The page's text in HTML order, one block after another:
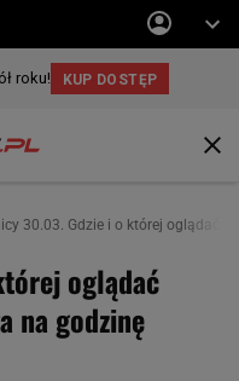
30.03. Gdzie i o której oglądać
oglądać
na godzinę